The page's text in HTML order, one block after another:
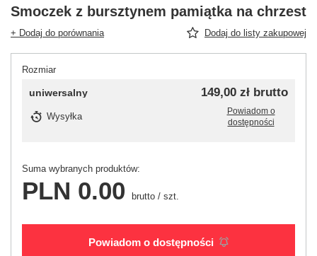
Smoczek z bursztynem pamiątka na chrzest
+ Dodaj do porównania Dodaj do listy zakupowej
Rozmiar
uniwersalny 149,00 zł brutto
Wysyłka
Powiadom o
dostępności
Suma wybranych produktów:
PLN 0.00 brutto / szt.
Powiadom o dostępności